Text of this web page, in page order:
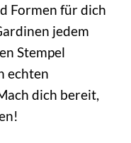
Formen für dich
jedem
Stempel
echten
dich bereit,